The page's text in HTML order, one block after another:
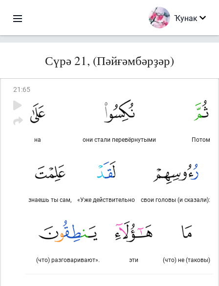
Ҡунак
Сүрә 21, (Пәйғәмбәрҙәр)
21 :65
Потом
они стали перевёрнутыми
на
свои головы (и сказали):
«Уже действительно
знаешь ты сам,
(что) не (таковы)
эти
(что) разговаривают».